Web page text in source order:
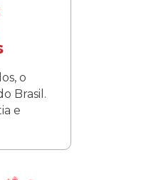
o
Brasil.
e